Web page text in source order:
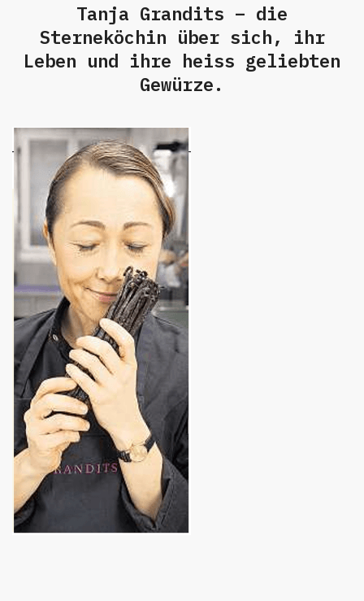
Tanja Grandits – die
Sterneköchin über sich, ihr
Leben und ihre heiss geliebten
Gewürze.